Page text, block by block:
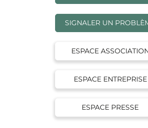
SIGNALER UN
ESPACE
ESPACE ENTREPRISE
ESPACE PRESSE